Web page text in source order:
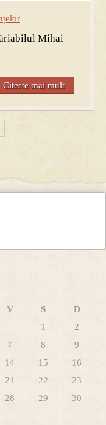
Mihai
Citeste mai mult
V S
D
1
2
7 8
9
14 15
16
21 22
23
28 29
30